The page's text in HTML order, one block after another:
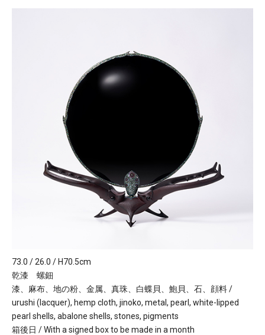
73.0 / 26.0 / H70.5cm
乾漆 螺鈿
漆、麻布、地の粉、金属、真珠、白蝶貝、鮑貝、石、顔料 /
urushi (lacquer), hemp cloth, jinoko, metal, pearl, white-lipped
pearl shells, abalone shells, stones, pigments
箱後日 / With a signed box to be made in a month